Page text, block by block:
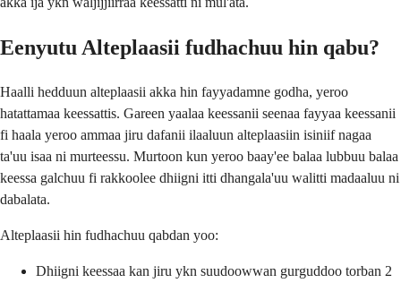
Eenyutu Alteplaasii fudhachuu hin qabu?
Haalli hedduun alteplaasii akka hin fayyadamne godha, yeroo
hatattamaa keessattis. Gareen yaalaa keessanii seenaa fayyaa keessanii
fi haala yeroo ammaa jiru dafanii ilaaluun alteplaasiin isiniif nagaa
ta'uu isaa ni murteessu. Murtoon kun yeroo baay'ee balaa lubbuu balaa
keessa galchuu fi rakkoolee dhiigni itti dhangala'uu walitti madaaluu ni
dabalata.
Alteplaasii hin fudhachuu qabdan yoo:
Dhiigni keessaa kan jiru ykn suudoowwan gurguddoo torban 2